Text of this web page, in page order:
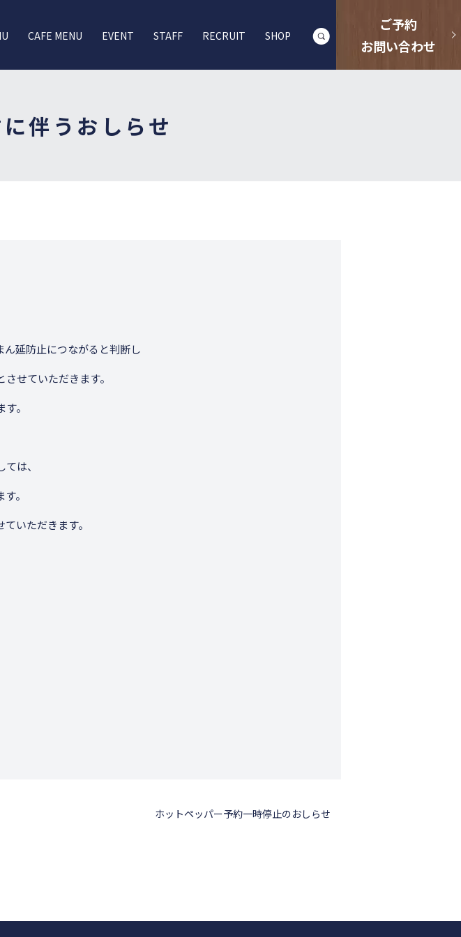
CAFE MENU EVENT STAFF RECRUIT SHOP
ご予約
お問い合わせ
伴うおしらせ
延防止につながると判断し
せていただきます。
。
は、
。
いただきます。
ホットペッパー予約一時停止のおしらせ